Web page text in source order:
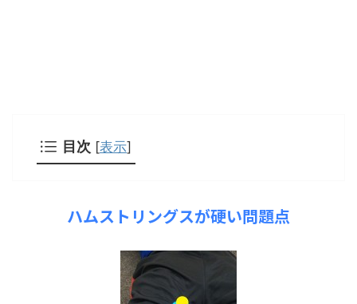
目次 [表示]
ハムストリングスが硬い問題点